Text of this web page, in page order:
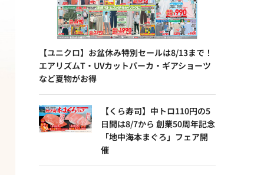
【ユニクロ】お盆休み特別セールは8/13まで！
エアリズムT・UVカットパーカ・ギアショーツ
など夏物がお得
【くら寿司】中トロ110円の5
日間は8/7から 創業50周年記念
「地中海本まぐろ」フェア開
催